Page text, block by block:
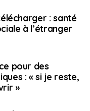
vivre et
visa pour un
moins de 30 jours,
jusqu’à 90 jours.
sortes de visa,
un contrat de
: santé
à l’étranger
pour des
: « si je reste,
»